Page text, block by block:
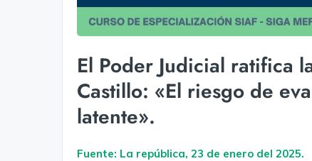
El Poder Judicial ratifica
Castillo: «El riesgo de
latente».
Fuente: La república, 23 de enero del 2025.